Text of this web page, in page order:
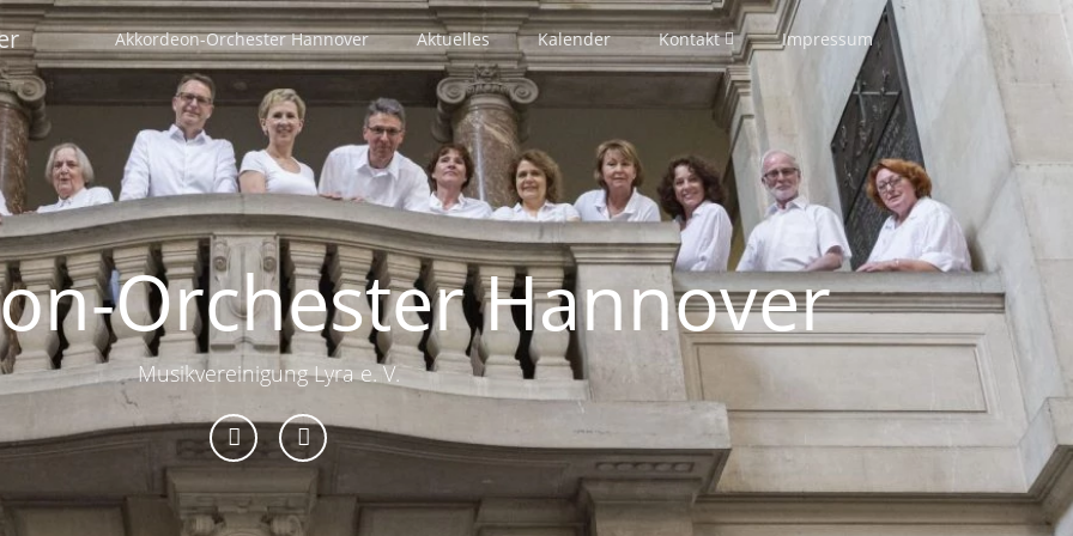
Akkordeon-Orchester Hannover Aktuelles Kalender Kontakt Impressum
Orchester Hannover
Musikvereinigung Lyra e. V.